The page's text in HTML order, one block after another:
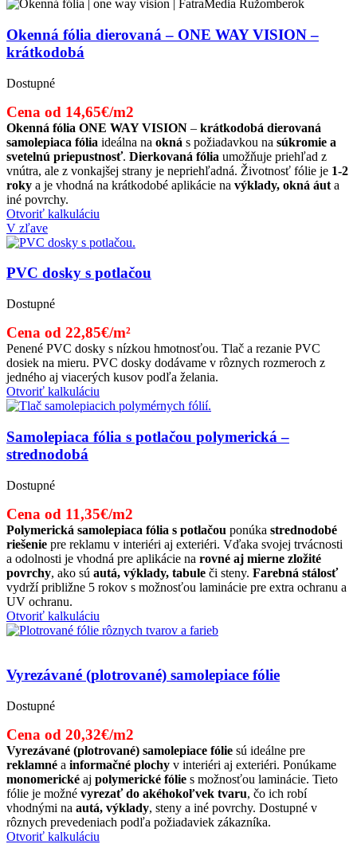
Okenná fólia dierovaná – ONE WAY VISION –
krátkodobá
Dostupné
Cena od 14,65€/m2
Okenná fólia ONE WAY VISION – krátkodobá dierovaná
samolepiaca fólia ideálna na okná s požiadavkou na súkromie a
svetelnú priepustnosť. Dierkovaná fólia umožňuje priehľad z
vnútra, ale z vonkajšej strany je nepriehľadná. Životnosť fólie je 1-2
roky a je vhodná na krátkodobé aplikácie na výklady, okná áut a
iné povrchy.
Otvoriť kalkuláciu
V zľave
PVC dosky s potlačou
Dostupné
Cena od 22,85€/m²
Penené PVC dosky s nízkou hmotnosťou. Tlač a rezanie PVC
dosiek na mieru. PVC dosky dodávame v rôznych rozmeroch z
jedného aj viacerých kusov podľa želania.
Otvoriť kalkuláciu
Samolepiaca fólia s potlačou polymerická –
strednodobá
Dostupné
Cena od 11,35€/m2
Polymerická samolepiaca fólia s potlačou ponúka strednodobé
riešenie pre reklamu v interiéri aj exteriéri. Vďaka svojej trvácnosti
a odolnosti je vhodná pre aplikácie na rovné aj mierne zložité
povrchy, ako sú autá, výklady, tabule či steny. Farebná stálosť
vydrží približne 5 rokov s možnosťou laminácie pre extra ochranu a
UV ochranu.
Otvoriť kalkuláciu
Vyrezávané (plotrované) samolepiace fólie
Dostupné
Cena od 20,32€/m2
Vyrezávané (plotrované) samolepiace fólie sú ideálne pre
reklamné a informačné plochy v interiéri aj exteriéri. Ponúkame
monomerické aj polymerické fólie s možnosťou laminácie. Tieto
fólie je možné vyrezať do akéhokoľvek tvaru, čo ich robí
vhodnými na autá, výklady, steny a iné povrchy. Dostupné v
rôznych prevedeniach podľa požiadaviek zákazníka.
Otvoriť kalkuláciu